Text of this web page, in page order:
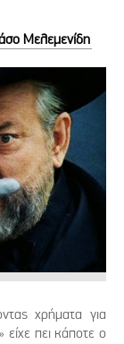
Μελεμενίδη
χρήματα για
είχε πει κάποτε ο